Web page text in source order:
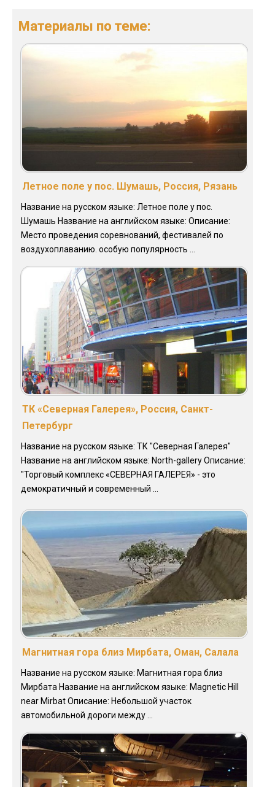
Материалы по теме:
Летное поле у пос. Шумашь, Россия, Рязань
Название на русском языке: Летное поле у пос.
Шумашь Название на английском языке: Описание:
Место проведения соревнований, фестивалей по
воздухоплаванию. особую популярность ...
ТК «Северная Галерея», Россия, Санкт-
Петербург
Название на русском языке: ТК "Северная Галерея"
Название на английском языке: North-gallery Описание:
"Торговый комплекс «СЕВЕРНАЯ ГАЛЕРЕЯ» - это
демократичный и современный ...
Магнитная гора близ Мирбата, Оман, Салала
Название на русском языке: Магнитная гора близ
Мирбата Название на английском языке: Magnetic Hill
near Mirbat Описание: Небольшой участок
автомобильной дороги между ...